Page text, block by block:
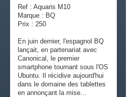
Ref : Aquaris M10
Marque : BQ
Prix : 250
En juin dernier, l'espagnol BQ
lançait, en partenariat avec
Canonical, le premier
smartphone tournant sous l'OS
Ubuntu. Il récidive aujourd'hui
dans le domaine des tablettes
en annonçant la mise...